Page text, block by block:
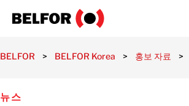
제공 서비스
BELFOR > BELFOR Korea > 홍보 자료 >
뉴스